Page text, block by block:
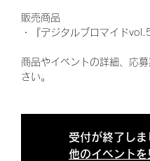
販売商品
・『デジタルブロマイド
商品やイベントの詳細、応
さい。
受付が終了しま
他のイベントを